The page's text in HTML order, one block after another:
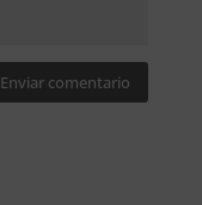
Enviar comentario